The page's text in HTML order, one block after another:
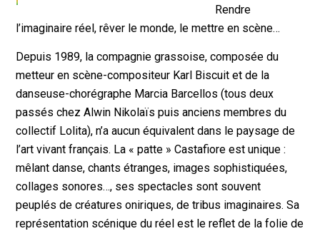
Rendre
l’imaginaire réel, rêver le monde, le mettre en scène…
Depuis 1989, la compagnie grassoise, composée du
metteur en scène-compositeur Karl Biscuit et de la
danseuse-chorégraphe Marcia Barcellos (tous deux
passés chez Alwin Nikolaïs puis anciens membres du
collectif Lolita), n’a aucun équivalent dans le paysage de
l’art vivant français. La « patte » Castafiore est unique :
mêlant danse, chants étranges, images sophistiquées,
collages sonores…, ses spectacles sont souvent
peuplés de créatures oniriques, de tribus imaginaires. Sa
représentation scénique du réel est le reflet de la folie de